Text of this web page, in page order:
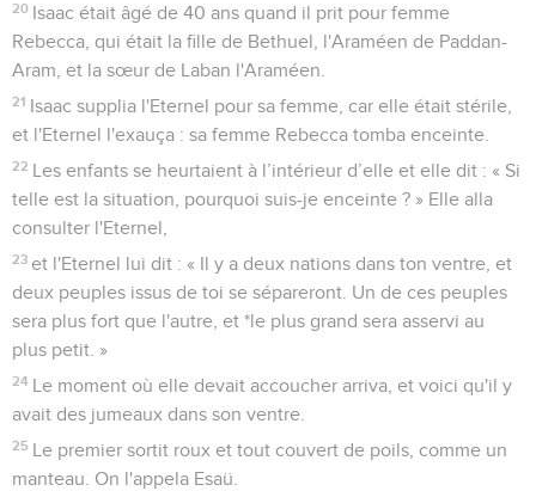
20 Isaac était âgé de 40 ans quand il prit pour femme
Rebecca, qui était la fille de Bethuel, l'Araméen de Paddan-
Aram, et la sœur de Laban l'Araméen.
21
Isaac supplia l'Eternel pour sa femme, car elle était stérile,
et l'Eternel l'exauça : sa femme Rebecca tomba enceinte.
22
Les enfants se heurtaient à l’intérieur d’elle et elle dit : « Si
telle est la situation, pourquoi suis-je enceinte ? » Elle alla
consulter l'Eternel,
23 et l'Eternel lui dit : « Il y a deux nations dans ton ventre, et
deux peuples issus de toi se sépareront. Un de ces peuples
sera plus fort que l'autre, et *le plus grand sera asservi au
plus petit. »
24
Le moment où elle devait accoucher arriva, et voici qu'il y
avait des jumeaux dans son ventre.
25
Le premier sortit roux et tout couvert de poils, comme un
manteau. On l'appela Esaü.